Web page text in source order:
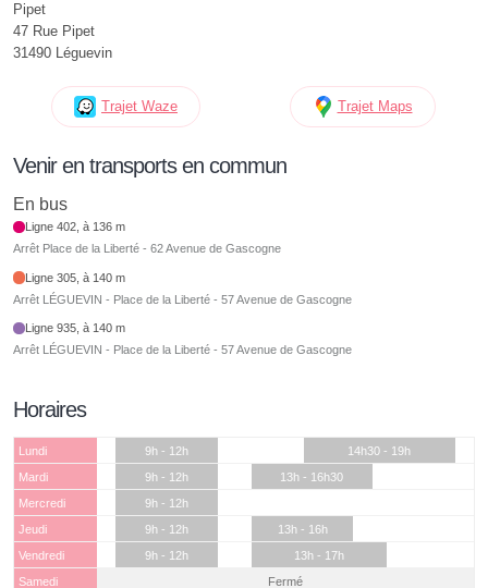
Pipet
47 Rue Pipet
31490 Léguevin
Trajet Waze Trajet Maps
Venir en transports en commun
En bus
Ligne 402, à 136 m
Arrêt Place de la Liberté - 62 Avenue de Gascogne
Ligne 305, à 140 m
Arrêt LÉGUEVIN - Place de la Liberté - 57 Avenue de Gascogne
Ligne 935, à 140 m
Arrêt LÉGUEVIN - Place de la Liberté - 57 Avenue de Gascogne
Horaires
Lundi 9h - 12h
14h30 - 19h
Mardi
9h - 12h
13h - 16h30
Mercredi
9h - 12h
Jeudi
9h - 12h
13h - 16h
Vendredi
9h - 12h
13h - 17h
Samedi
Fermé